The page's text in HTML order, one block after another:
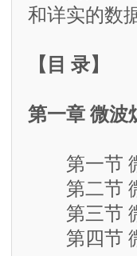
和详实的数
【目 录】
第一章 微波
第一节 微
第二节 微
第三节 微
第四节 微